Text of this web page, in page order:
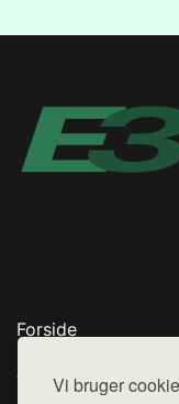
Vi bruger
Forside
Top Rabatter